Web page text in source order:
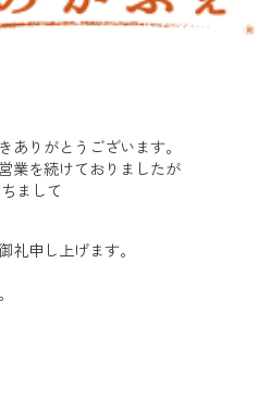
ありがとうございます。
業を続けておりましたが
まして
礼申し上げます。